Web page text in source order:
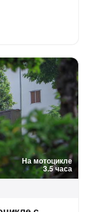
На мотоцикле
3.5 часа